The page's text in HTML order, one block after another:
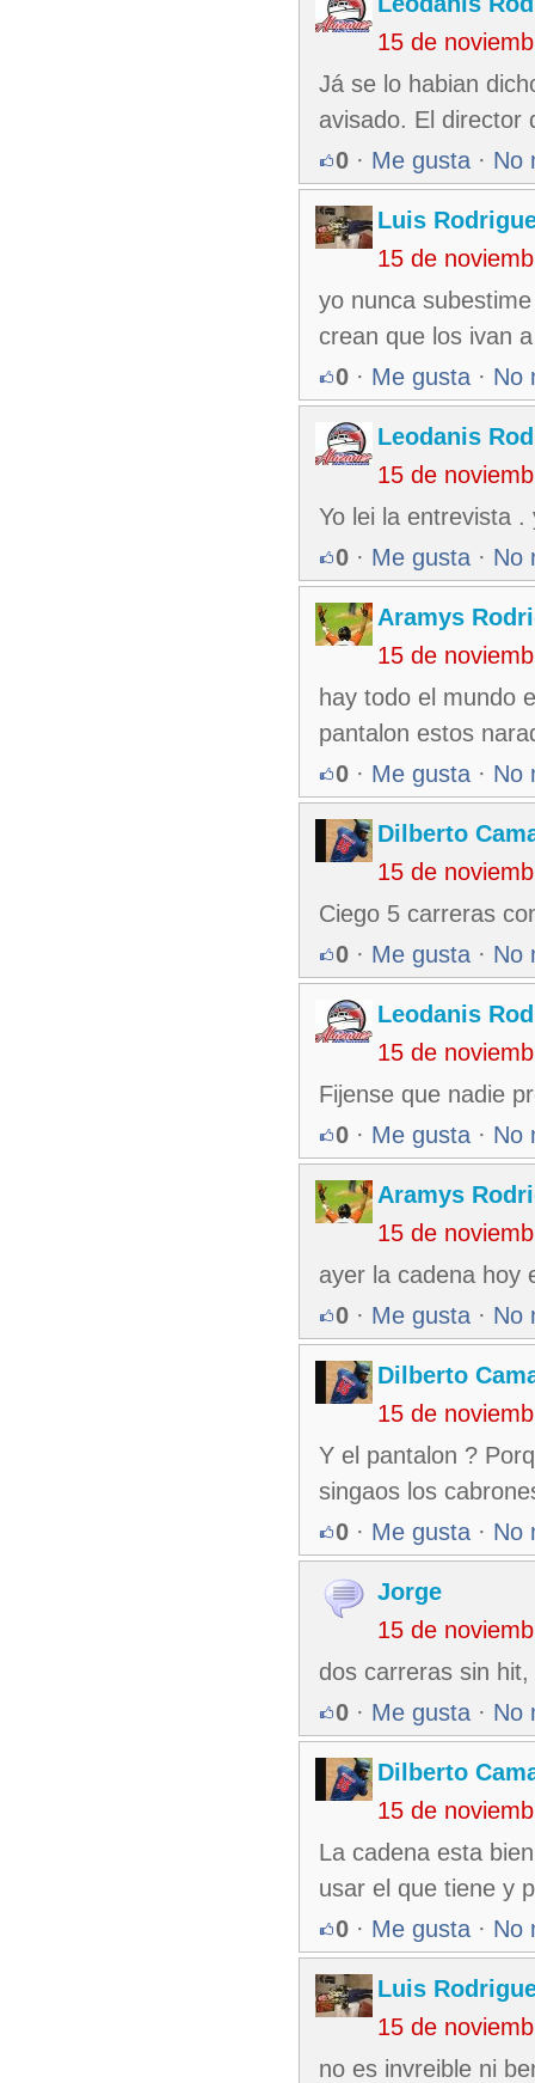
15 de
Já se lo habian
avisado. El director
0 · Me gusta · No
Luis
15 de
yo nunca
crean que los ivan
0 · Me gusta · No
Leodanis
15 de
Yo lei la entrevista
0 · Me gusta · No
Aramys
15 de
hay todo el mundo
pantalon estos
0 · Me gusta · No
Dilberto
15 de
Ciego 5 carreras
0 · Me gusta · No
Leodanis
15 de
Fijense que nadie
0 · Me gusta · No
Aramys
15 de
ayer la cadena hoy
0 · Me gusta · No
Dilberto
15 de
Y el pantalon ?
singaos los
0 · Me gusta · No
Jorge
15 de
dos carreras sin
0 · Me gusta · No
Dilberto
15 de
La cadena esta
usar el que tiene y
0 · Me gusta · No
Luis
15 de
no es invreible ni